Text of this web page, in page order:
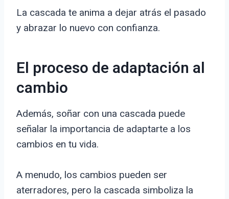
La cascada te anima a dejar atrás el pasado
y abrazar lo nuevo con confianza.
El proceso de adaptación al
cambio
Además, soñar con una cascada puede
señalar la importancia de adaptarte a los
cambios en tu vida.
A menudo, los cambios pueden ser
aterradores, pero la cascada simboliza la